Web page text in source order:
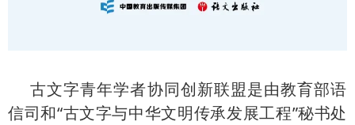
古文字青年学者协同创新联盟是由教育部语
信司和“古文字与中华文明传承发展工程”秘书处